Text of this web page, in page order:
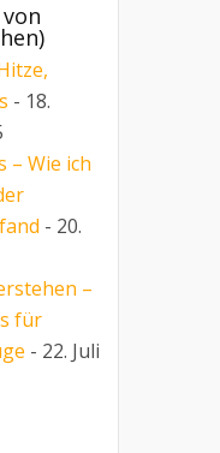
)
- 18.
– Wie ich
- 20.
–
für
- 22. Juli